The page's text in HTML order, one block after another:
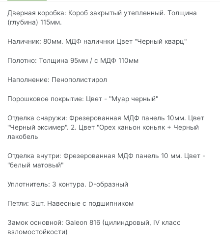
Дверная коробка: Короб закрытый утепленный. Толщина
(глубина) 115мм.
Наличник: 80мм. МДФ наличнки Цвет "Черный кварц"
Полотно: Толщина 95мм / с МДФ 110мм
Наполнение: Пенополистирол
Порошковое покрытие: Цвет - "Муар черный"
Отделка снаружи: Фрезерованная МДФ панель 10мм. Цвет
"Черный эксимер". 2. Цвет "Орех каньон коньяк + Черный
лакобель
Отделка внутри: Фрезерованная МДФ панель 10 мм. Цвет -
"белый матовый"
Уплотнитель: 3 контура. D-образный
Петли: 3шт. Навесные с подшипником
Замок основной: Galeon 816 (цилиндровый, IV класс
взломостойкости)